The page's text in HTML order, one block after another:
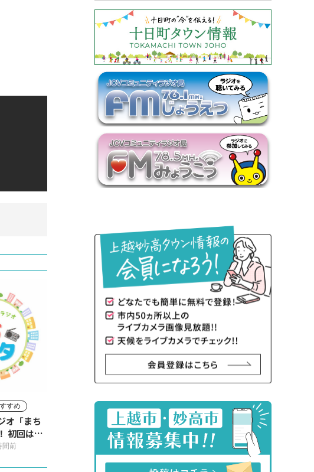
すめ
オ「まち
初回は11
送
間前